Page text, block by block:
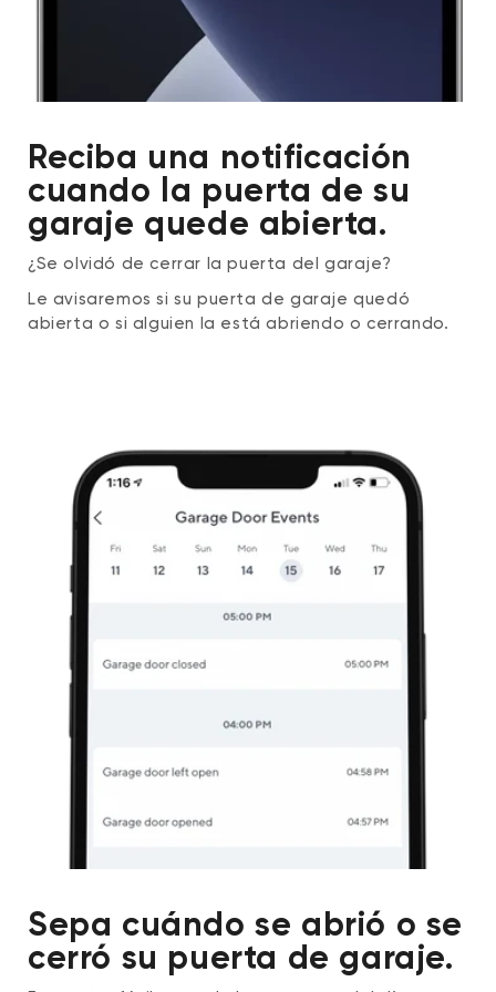
shaped USB cable, please mount the camera
further away from the garage opener antenna
to avoid signal interference.
Reciba una notificación
cuando la puerta de su
garaje quede abierta.
¿Se olvidó de cerrar la puerta del garaje?
Le avisaremos si su puerta de garaje quedó
abierta o si alguien la está abriendo o cerrando.
Sepa cuándo se abrió o se
cerró su puerta de garaje.